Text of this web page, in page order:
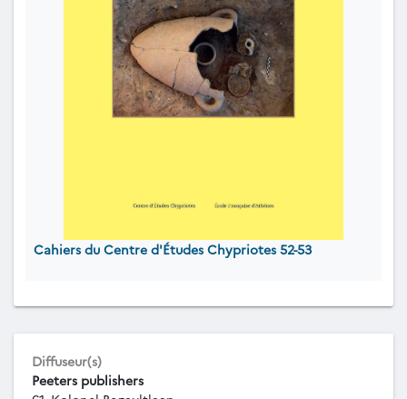
Cahiers du Centre d'Études Chypriotes 52-53
Diffuseur(s)
Peeters publishers